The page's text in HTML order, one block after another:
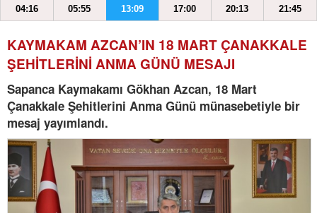
04:16 05:55 13:09 17:00 20:13 21:45
KAYMAKAM AZCAN’IN 18 MART ÇANAKKALE
ŞEHİTLERİNİ ANMA GÜNÜ MESAJI
Sapanca Kaymakamı Gökhan Azcan, 18 Mart
Çanakkale Şehitlerini Anma Günü münasebetiyle bir
mesaj yayımlandı.